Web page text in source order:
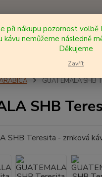
GUATEMALA SHB
SHB
při nákupu pozornost volbě
nemůžeme následně
Děkujeme
Zavřít